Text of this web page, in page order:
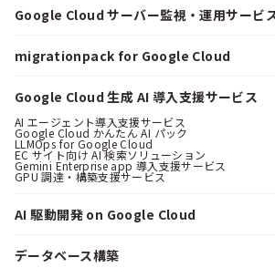
Google Cloud サーバー監視・運用サービ
migrationpack for Google Cloud
Google Cloud 生成 AI 導入支援サービス
AI エージェント導入支援サービス
Google Cloud かんたん AI パック
LLMOps for Google Cloud
EC サイト向け AI 検索ソリューション
Gemini Enterprise app 導入支援サービス
GPU 調達・構築支援サービス
AI 駆動開発 on Google Cloud
データベース構築